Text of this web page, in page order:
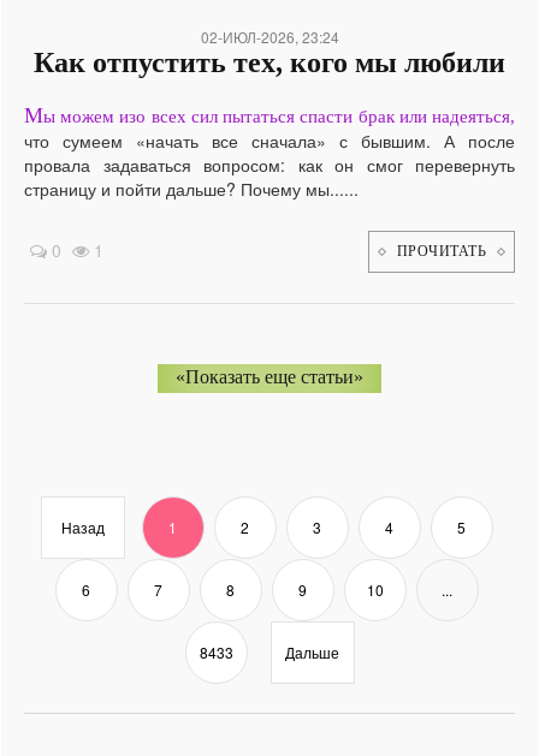
02-ИЮЛ-2026, 23:24
Как отпустить тех, кого мы любили
Мы можем изо всех сил пытаться спасти брак или надеяться,
что сумеем «начать все сначала» с бывшим. А после
провала задаваться вопросом: как он смог перевернуть
страницу и пойти дальше? Почему мы......
0 1 ПРОЧИТАТЬ
«Показать еще статьи»
Назад 1 2 3 4 5
6 7 8 9 10 ...
8433 Дальше